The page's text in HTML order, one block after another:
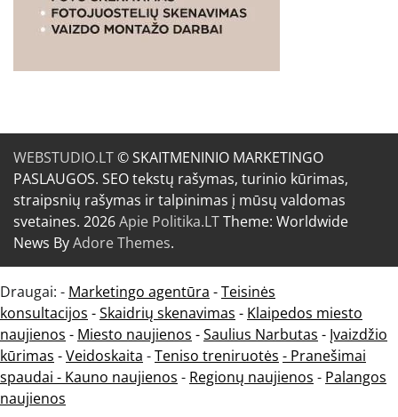
WEBSTUDIO.LT© SKAITMENINIO MARKETINGO
PASLAUGOS. SEO tekstų rašymas, turinio kūrimas,
straipsnių rašymas ir talpinimas į mūsų valdomas
svetaines. 2026Apie Politika.LTTheme: Worldwide
News ByAdore Themes.
Draugai: - Marketingo agentūra -Teisinės
konsultacijos -Skaidrių skenavimas - Klaipedos miesto
naujienos - Miesto naujienos -Saulius Narbutas - Įvaizdžio
kūrimas -Veidoskaita -Teniso treniruotės - Pranešimai
spaudai - Kauno naujienos - Regionų naujienos - Palangos
naujienos